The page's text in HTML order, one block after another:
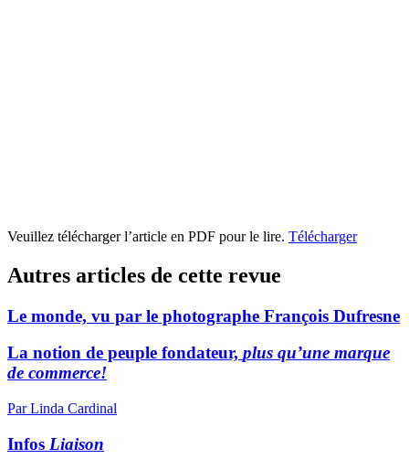
Veuillez télécharger l’article en PDF pour le lire. Télécharger
Autres articles de cette revue
Le monde, vu par le photographe François Dufresne
La notion de peuple fondateur, plus qu’une marque
de commerce!
Par Linda Cardinal
Infos Liaison